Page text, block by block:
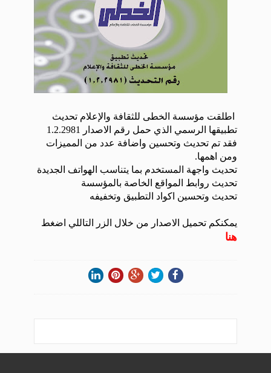
اطلقت مؤسسة الخطى للثقافة والإعلام تحديث
تطبيقها الرسمي الذي حمل رقم الاصدار 1.2.2981
فقد تم تحديث وتحسين واضافة عدد من المميزات
ومن اهمها.
تحديث واجهة المستخدم بما يتناسب الهواتف الجديدة
تحديث روابط المواقع الخاصة بالمؤسسة
تحديث وتحسين اكواد التطبيق وتخفيفه
يمكنكم تحميل الاصدار من خلال الزر التاللي اضغط
هنا